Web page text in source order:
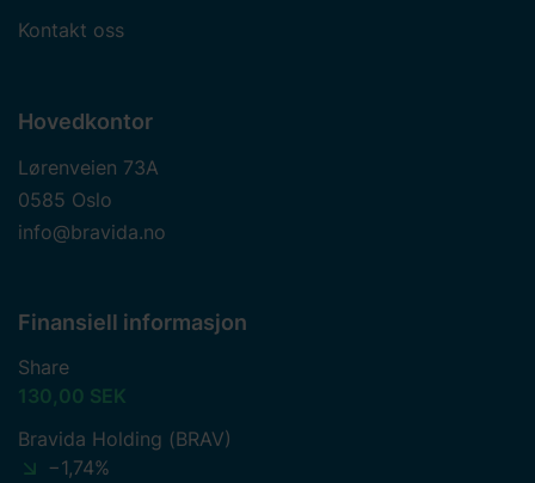
Kontakt oss
Hovedkontor
Lørenveien 73A
0585 Oslo
info@bravida.no
Finansiell informasjon
Share
130,00 SEK
Bravida Holding (BRAV)
−1,74%